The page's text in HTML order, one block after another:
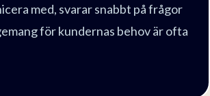
med, svarar snabbt på frågor
för kundernas behov är ofta